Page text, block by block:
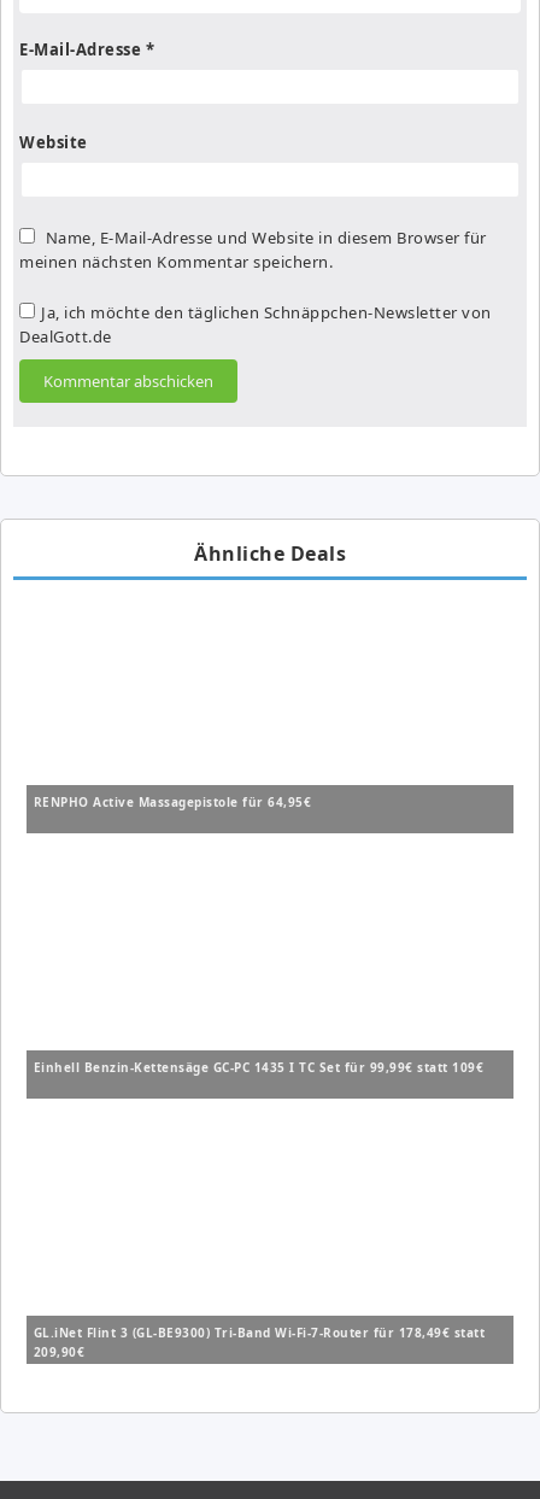
E-Mail-Adresse *
Website
Name, E-Mail-Adresse und Website in diesem Browser für
meinen nächsten Kommentar speichern.
Ja, ich möchte den täglichen Schnäppchen-Newsletter von
DealGott.de
Ähnliche Deals
RENPHO Active Massagepistole für 64,95€
Einhell Benzin-Kettensäge GC-PC 1435 I TC Set für 99,99€ statt 109€
GL.iNet Flint 3 (GL-BE9300) Tri-Band Wi-Fi-7-Router für 178,49€ statt
209,90€